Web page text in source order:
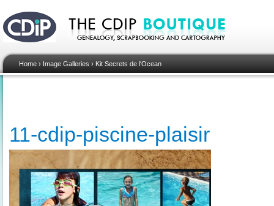
Home › Image Galleries › Kit Secrets de l'Ocean
11-cdip-piscine-plaisir